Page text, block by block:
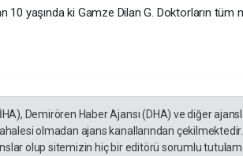
10 yaşında ki Gamze Dilan G. Doktorların
Demirören Haber Ajansı (DHA) ve diğer
olmadan ajans kanallarından
olup sitemizin hiç bir editörü sorumlu